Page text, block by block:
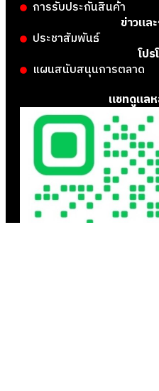
การรับประกันสินค้า
ข่าวแล
ประชาสัมพันธ์
โป
แผนสนับสนุนการตลาด
แชทดูแล